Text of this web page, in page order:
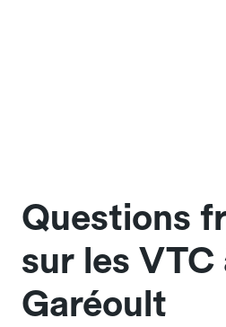
Questions
sur les VTC
Garéoult